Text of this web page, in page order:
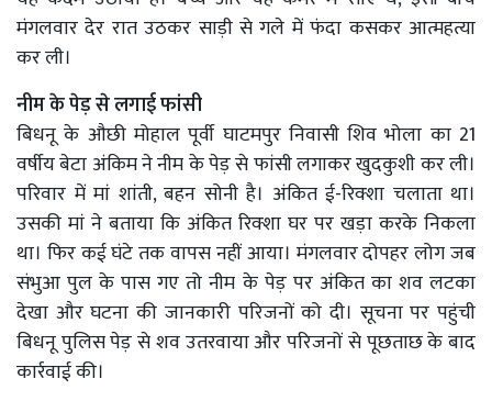
मंगलवार देर रात उठकर साड़ी से गले में फंदा कसकर आत्महत्या
कर ली।
नीम के पेड़ से लगाई फांसी
बिधनू के औछी मोहाल पूर्वी घाटमपुर निवासी शिव भोला का 21
वर्षीय बेटा अंकिम ने नीम के पेड़ से फांसी लगाकर खुदकुशी कर ली।
परिवार में मां शांती, बहन सोनी है। अंकित ई-रिक्शा चलाता था।
उसकी मां ने बताया कि अंकित रिक्शा घर पर खड़ा करके निकला
था। फिर कई घंटे तक वापस नहीं आया। मंगलवार दोपहर लोग जब
संभुआ पुल के पास गए तो नीम के पेड़ पर अंकित का शव लटका
देखा और घटना की जानकारी परिजनों को दी। सूचना पर पहुंची
बिधनू पुलिस पेड़ से शव उतरवाया और परिजनों से पूछताछ के बाद
कार्रवाई की।